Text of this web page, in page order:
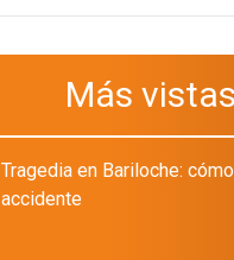
Más vistas
Tragedia en Bariloche:
accidente